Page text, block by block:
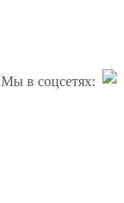
Мы в соцсетях: